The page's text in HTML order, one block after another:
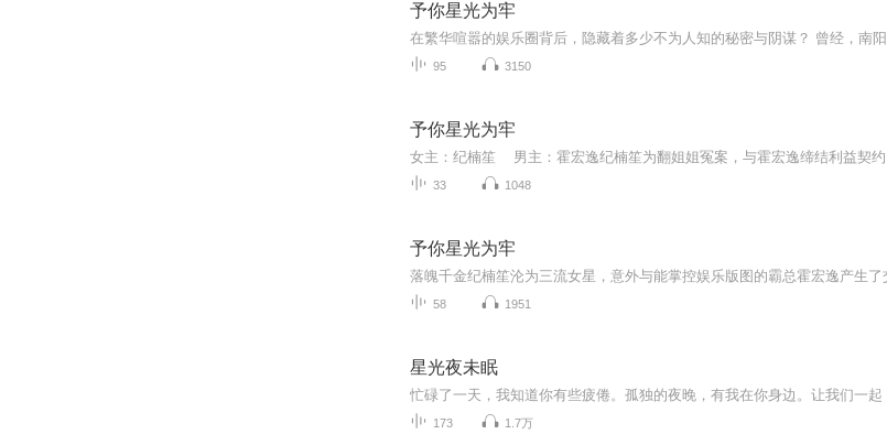
予你星光为牢
95 3150
予你星光为牢
33 1048
予你星光为牢
58 1951
星光夜未眠
173 1.7万